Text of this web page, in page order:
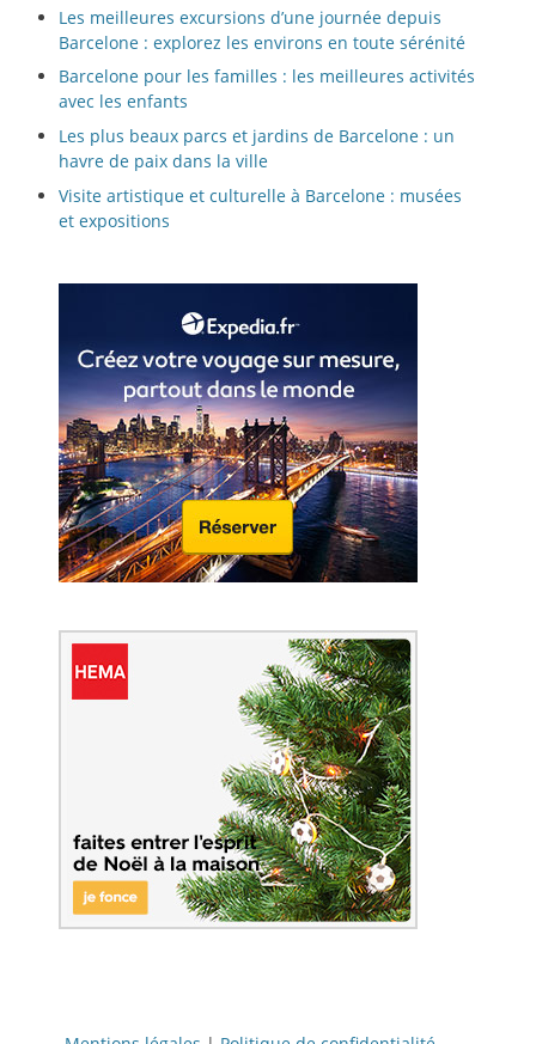
Les meilleures excursions d’une journée depuis
Barcelone : explorez les environs en toute sérénité
Barcelone pour les familles : les meilleures activités
avec les enfants
Les plus beaux parcs et jardins de Barcelone : un
havre de paix dans la ville
Visite artistique et culturelle à Barcelone : musées
et expositions